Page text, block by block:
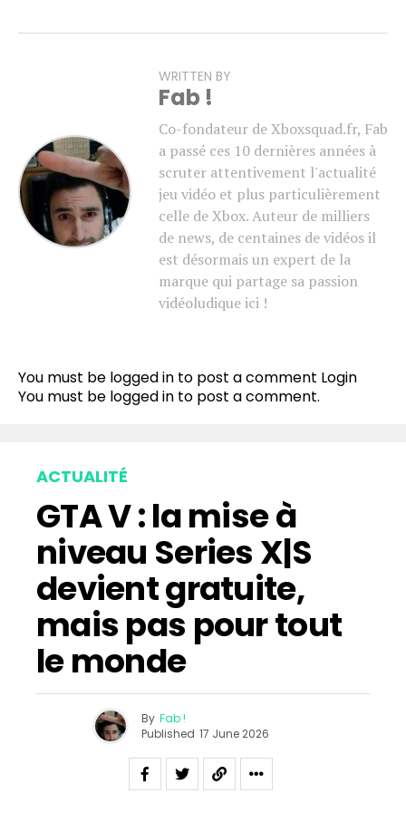
WRITTEN BY
Fab !
Co-fondateur de Xboxsquad.fr, Fab
a passé ces 10 dernières années à
scruter attentivement l'actualité
jeu vidéo et plus particulièrement
celle de Xbox. Auteur de milliers
de news, de centaines de vidéos il
est désormais un expert de la
marque qui partage sa passion
vidéoludique ici !
You must be logged in to post a comment Login
You must be logged in to post a comment.
ACTUALITÉ
GTA V : la mise à
niveau Series X|S
devient gratuite,
mais pas pour tout
le monde
By Fab !
Published 17 June 2026